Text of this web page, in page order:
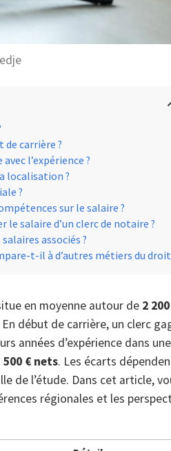
de carrière ?
l’expérience ?
localisation ?
?
sur le salaire ?
salaire d’un clerc de notaire ?
associés ?
t-il à d’autres métiers du droit
en moyenne autour de 2
En début de carrière, un clerc
années d’expérience dans
500 € nets. Les écarts
de l’étude. Dans cet article,
régionales et les